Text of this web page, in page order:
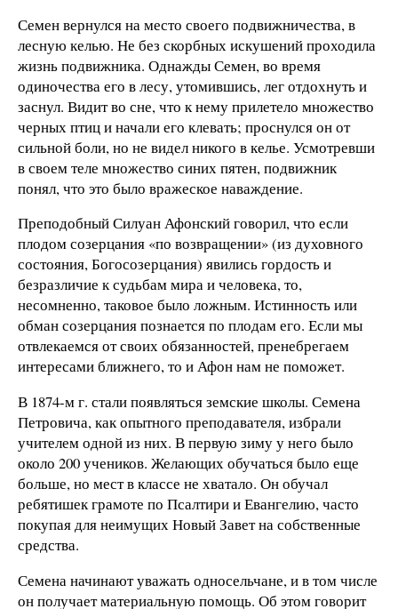
Семен вернулся на место своего подвижничества, в
лесную келью. Не без скорбных искушений проходила
жизнь подвижника. Однажды Семен, во время
одиночества его в лесу, утомившись, лег отдохнуть и
заснул. Видит во сне, что к нему прилетело множество
черных птиц и начали его клевать; проснулся он от
сильной боли, но не видел никого в келье. Усмотревши
в своем теле множество синих пятен, подвижник
понял, что это было вражеское наваждение.
Преподобный Силуан Афонский говорил, что если
плодом созерцания «по возвращении» (из духовного
состояния, Богосозерцания) явились гордость и
безразличие к судьбам мира и человека, то,
несомненно, таковое было ложным. Истинность или
обман созерцания познается по плодам его. Если мы
отвлекаемся от своих обязанностей, пренебрегаем
интересами ближнего, то и Афон нам не поможет.
В 1874-м г. стали появляться земские школы. Семена
Петровича, как опытного преподавателя, избрали
учителем одной из них. В первую зиму у него было
около 200 учеников. Желающих обучаться было еще
больше, но мест в классе не хватало. Он обучал
ребятишек грамоте по Псалтири и Евангелию, часто
покупая для неимущих Новый Завет на собственные
средства.
Семена начинают уважать односельчане, и в том числе
он получает материальную помощь. Об этом говорит